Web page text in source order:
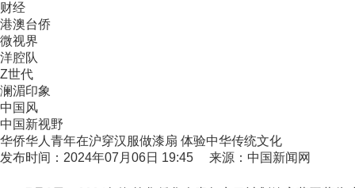
财经
港澳台侨
微视界
洋腔队
Z世代
澜湄印象
中国风
中国新视野
华侨华人青年在沪穿汉服做漆扇 体验中华传统文化
发布时间：2024年07月06日 19:45 来源：中国新闻网